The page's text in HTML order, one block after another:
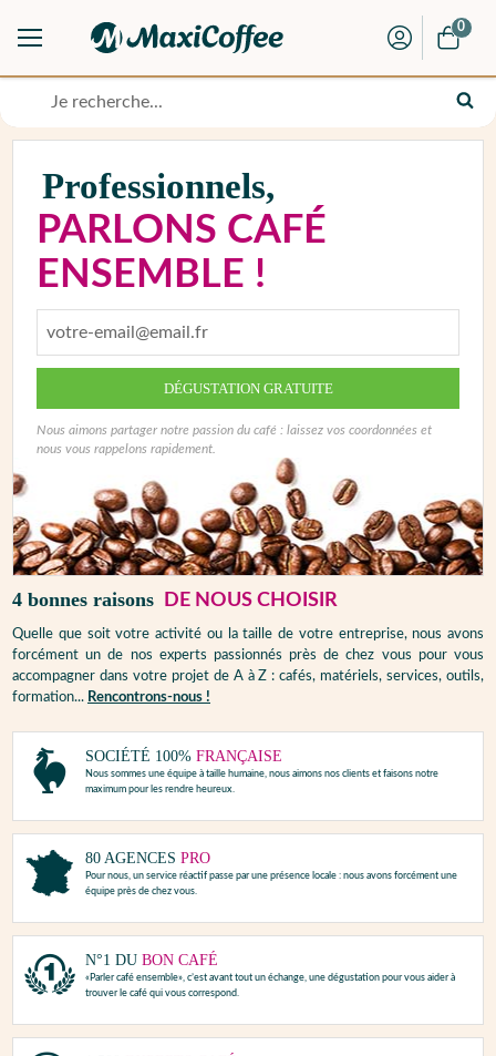
0
Professionnels,
PARLONS CAFÉ
ENSEMBLE !
DÉGUSTATION GRATUITE
Nous aimons partager notre passion du café : laissez vos coordonnées et
nous vous rappelons rapidement.
4 bonnes raisons DE NOUS CHOISIR
Quelle que soit votre activité ou la taille de votre entreprise, nous avons
forcément un de nos experts passionnés près de chez vous pour vous
accompagner dans votre projet de A à Z : cafés, matériels, services, outils,
formation... Rencontrons-nous !
SOCIÉTÉ 100%FRANÇAISE
Nous sommes une équipe à taille humaine, nous aimons nos clients et faisons notre
maximum pour les rendre heureux.
80 AGENCESPRO
Pour nous, un service réactif passe par une présence locale : nous avons forcément une
équipe près de chez vous.
N°1 DUBON CAFÉ
«Parler café ensemble», c’est avant tout un échange, une dégustation pour vous aider à
trouver le café qui vous correspond.